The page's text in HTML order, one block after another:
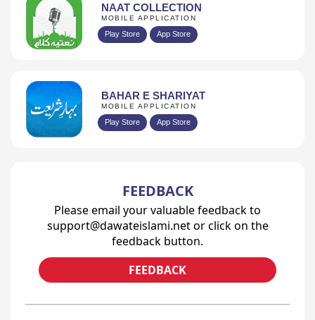
NAAT COLLECTION
MOBILE APPLICATION
Play Store App Store
BAHAR E SHARIYAT
MOBILE APPLICATION
Play Store App Store
FEEDBACK
Please email your valuable feedback to
support@dawateislami.net or click on the
feedback button.
FEEDBACK